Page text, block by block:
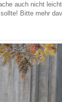
auch nicht
Bitte mehr